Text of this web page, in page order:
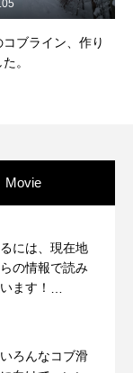
ブライン、作り
。
Movie
には、現在地
の情報で読み
ます！
ろんなコブ滑